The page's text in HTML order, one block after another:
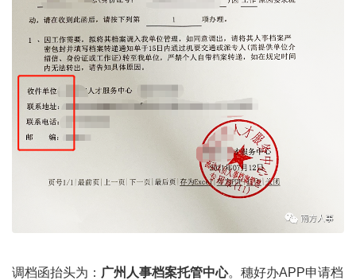
调档函抬头为： 广州人事档案托管中心。穗好办APP申请档